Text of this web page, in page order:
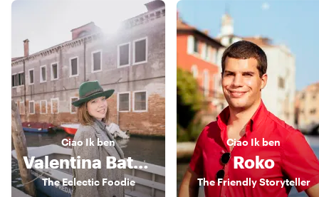
CiaoIk ben
Valentina Battocchio
The Eclectic Foodie
Ciao Ik ben
Roko
The Friendly Storyteller